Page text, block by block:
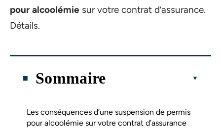
pour alcoolémie sur votre contrat d’assurance.
Détails.
Sommaire
Les conséquences d’une suspension de permis
pour alcoolémie sur votre contrat d’assurance